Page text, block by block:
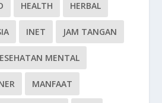
HEALTH HERBAL
INET JAM TANGAN
MENTAL
MANFAAT